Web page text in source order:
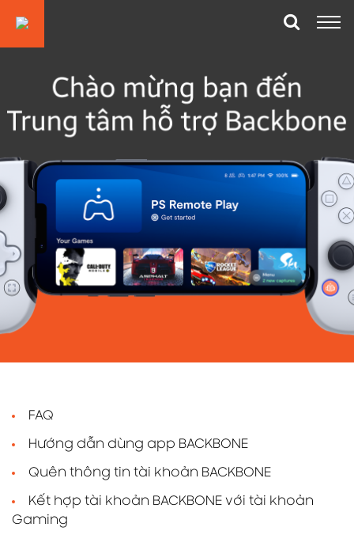
FAQ
Hướng dẫn dùng app BACKBONE
Quên thông tin tài khoản BACKBONE
Kết hợp tài khoản BACKBONE với tài khoản
Gaming